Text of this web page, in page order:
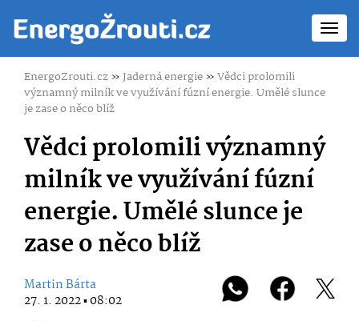
EnergoZrouti.cz» Jaderná energie»Vědci prolomili
významný milník ve využívání fúzní energie. Umělé slunce
je zase o něco blíž
Vědci prolomili významný
milník ve využívání fúzní
energie. Umělé slunce je
zase o něco blíž
Martin Bárta
27. 1. 2022 ▪ 08:02